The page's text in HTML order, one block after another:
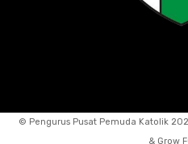
© Pengurus Pusat Pemuda Katolik
& Grow